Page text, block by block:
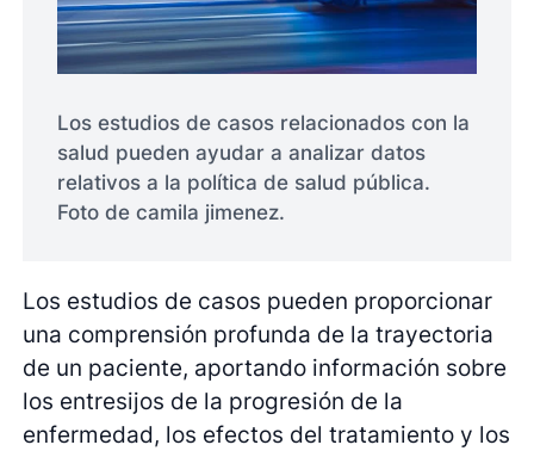
Los estudios de casos relacionados con la
salud pueden ayudar a analizar datos
relativos a la política de salud pública.
Foto de camila jimenez.
Los estudios de casos pueden proporcionar
una comprensión profunda de la trayectoria
de un paciente, aportando información sobre
los entresijos de la progresión de la
enfermedad, los efectos del tratamiento y los